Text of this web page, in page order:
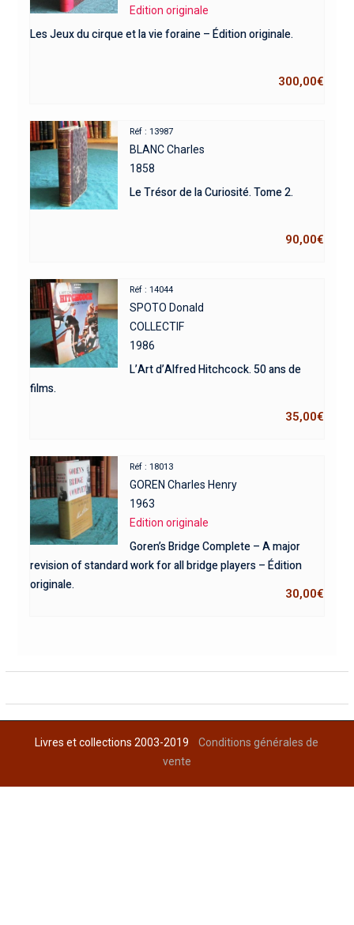
Edition originale
Les Jeux du cirque et la vie foraine – Édition originale.
300,00€
Réf : 13987
BLANC Charles
1858
Le Trésor de la Curiosité. Tome 2.
90,00€
Réf : 14044
SPOTO Donald
COLLECTIF
1986
L’Art d’Alfred Hitchcock. 50 ans de
films.
35,00€
Réf : 18013
GOREN Charles Henry
1963
Edition originale
Goren’s Bridge Complete – A major
revision of standard work for all bridge players – Édition
originale.
30,00€
Livres et collections 2003-2019Conditions générales de
vente